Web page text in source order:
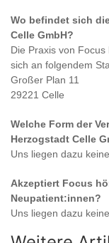
Wo befindet sich
Celle GmbH?
Die Praxis von Focus
sich an folgendem
Großer Plan 11
29221 Celle
Welche Form der
Herzogstadt Celle
Uns liegen dazu
Akzeptiert Focus
Neupatient:innen?
Uns liegen dazu